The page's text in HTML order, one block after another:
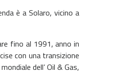
è a Solaro, vicino a
fino al 1991, anno in
con una transizione
dell’ Oil & Gas,